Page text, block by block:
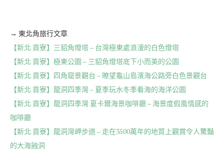
→ 東北角旅行文章
【新北 貢寮】三貂角燈塔 – 台灣極東處浪漫的白色燈塔
【新北 貢寮】極東公園 – 三貂角燈塔底下小而美的公園
【新北 貢寮】四角窟景觀台 – 暸望龜山島濱海公路旁白色景觀台
【新北 貢寮】龍洞四季灣 – 夏季玩水冬季看海的海洋公園
【新北 貢寮】龍洞四季灣 夏卡爾海景咖啡廳 – 海景度假風情感的
咖啡廳
【新北 貢寮】龍洞灣岬步道 – 走在3500萬年的地質上觀賞令人驚豔
的大海蝕洞